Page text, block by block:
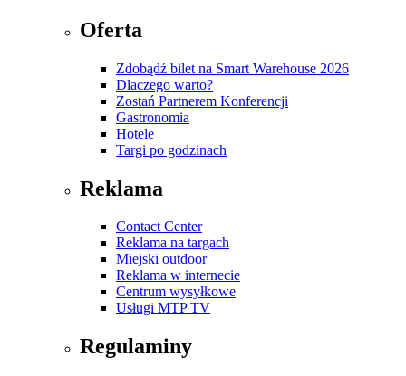
Oferta
Zdobądź bilet na Smart Warehouse 2026
Dlaczego warto?
Zostań Partnerem Konferencji
Gastronomia
Hotele
Targi po godzinach
Reklama
Contact Center
Reklama na targach
Miejski outdoor
Reklama w internecie
Centrum wysyłkowe
Usługi MTP TV
Regulaminy